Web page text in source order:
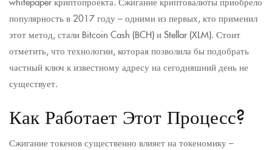
популярность в 2017 году – одними из первых, кто применил
этот метод, стали Bitcoin Cash (BCH) и Stellar (XLM). Стоит
отметить, что технологии, которая позволила бы подобрать
частный ключ к известному адресу на сегодняшний день не
существует.
Как Работает Этот Процесс?
Сжигание токенов существенно влияет на токеномику –